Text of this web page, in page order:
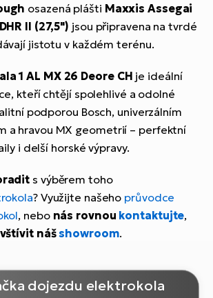
osazená plášti Maxxis Assegai
II (27,5") jsou připravena na tvrdé
jistotu v každém terénu.
1 AL MX 26 Deore CH je ideální
kteří chtějí spolehlivé a odolné
podporou Bosch, univerzálním
a hravou MX geometrií – perfektní
i delší horské výpravy.
s výběrem toho
? Využijte našeho průvodce
, nebo nás rovnou kontaktujte,
nášshowroom.
dojezdu elektrokola